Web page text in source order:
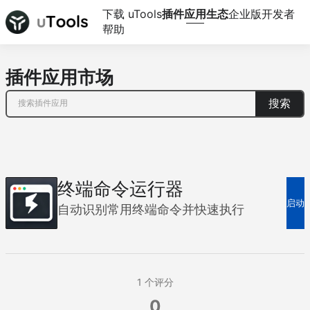
下载 uTools插件应用生态企业版开发者
帮助
插件应用市场
搜索
终端命令运行器
自动识别常用终端命令并快速执行 启动
1 个评分
0